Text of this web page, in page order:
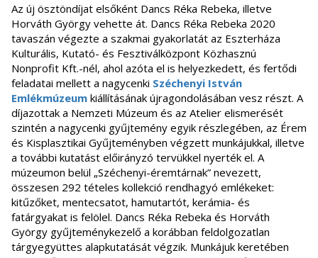
Az új ösztöndíjat elsőként Dancs Réka Rebeka, illetve
Horváth György vehette át. Dancs Réka Rebeka 2020
tavaszán végezte a szakmai gyakorlatát az Eszterháza
Kulturális, Kutató- és Fesztiválközpont Közhasznú
Nonprofit Kft.-nél, ahol azóta el is helyezkedett, és fertődi
feladatai mellett a nagycenki Széchenyi István
Emlékmúzeum kiállításának újragondolásában vesz részt. A
díjazottak a Nemzeti Múzeum és az Atelier elismerését
szintén a nagycenki gyűjtemény egyik részlegében, az Érem
és Kisplasztikai Gyűjteményben végzett munkájukkal, illetve
a további kutatást előirányzó tervükkel nyerték el. A
múzeumon belül „Széchenyi-éremtárnak” nevezett,
összesen 292 tételes kollekció rendhagyó emlékeket:
kitűzőket, mentecsatot, hamutartót, kerámia- és
fatárgyakat is felölel. Dancs Réka Rebeka és Horváth
György gyűjteménykezelő a korábban feldolgozatlan
tárgyegyüttes alapkutatását végzik. Munkájuk keretében